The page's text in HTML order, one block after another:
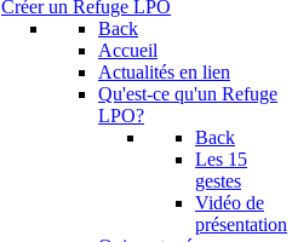
Créer un Refuge LPO
Back
Accueil
Actualités en lien
Qu'est-ce qu'un Refuge
LPO?
Back
Les 15
gestes
Vidéo de
présentation